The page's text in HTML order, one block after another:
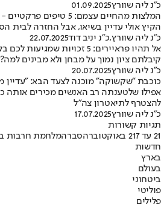
כ״נ ליה שוורץ01.09.2025
המלצות מהחיים עצמם: 5 טיפים פרקטיים - שיעזרו לכם לנצח את התיכון
הקיץ אולי עדיין בשיאו, אבל החזרה לבית הספר
כ״נ ליה שוורץ,כ״נ יניב דוד22.07.2025
אל תהיו פראיירים: 5 זכויות שמגיעות לכם בלימודים - ולא כולם יודעים
קיבלתם ציון נמוך על מבחן ולא מבינים למה? רוצים לשפר ציון
כ״נ ליה שוורץ20.07.2025
כוכבת "שקשוקה" מוכנה לצעד הבא: "עדיין
אפילו שלטענתה רב האנשים מכירים אותה
להצטרף לתיאטרון צה"ל
כ״נ ליה שוורץ17.07.2025
תגיות קשורות
21 עד 21
7 באוקטובר הסברהמלחמת חרבות
חדשות
בארץ
בעולם
ביטחוני
פוליטי
פלילים